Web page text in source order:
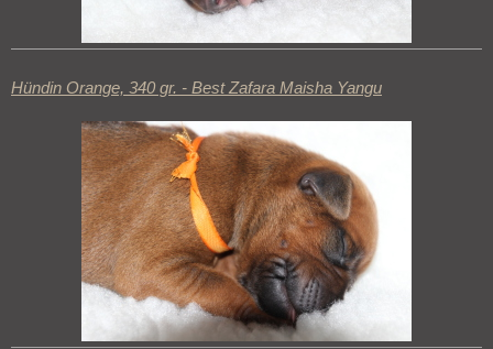
Hündin Orange, 340 gr. - Best Zafara Maisha Yangu